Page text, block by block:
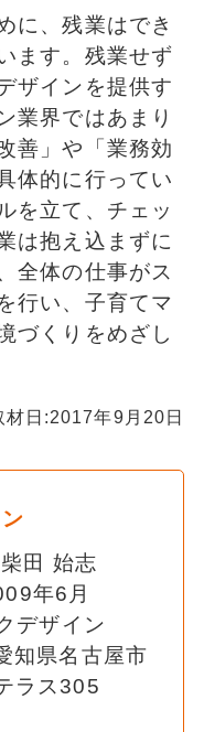
に、残業はでき
ます。残業せず
ザインを提供す
業界ではあまり
善」や「業務効
体的に行ってい
を立て、チェッ
は抱え込まずに
全体の仕事がス
行い、子育てマ
づくりをめざし
材日:2017年9月20日
田 始志
年6月
デザイン
知県名古屋市
ラス305